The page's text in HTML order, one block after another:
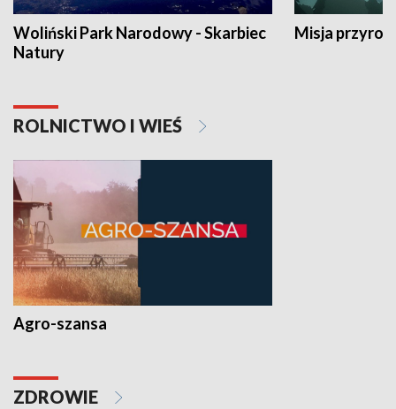
Woliński Park Narodowy - Skarbiec
Natury
Misja
ROLNICTWO I WIEŚ
Agro-szansa
ZDROWIE